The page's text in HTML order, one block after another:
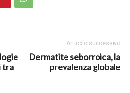
tra
Articolo successivo
Dermatite seborroica, la
prevalenza globale